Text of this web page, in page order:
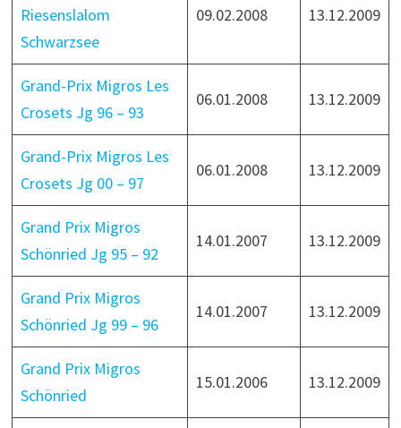
Riesenslalom
Schwarzsee
09.02.2008 13.12.2009
Grand-Prix Migros Les
Crosets Jg 96 – 93
06.01.2008 13.12.2009
Grand-Prix Migros Les
Crosets Jg 00 – 97
06.01.2008 13.12.2009
Grand Prix Migros
Schönried Jg 95 – 92
14.01.2007 13.12.2009
Grand Prix Migros
Schönried Jg 99 – 96
14.01.2007 13.12.2009
Grand Prix Migros
Schönried
15.01.2006 13.12.2009